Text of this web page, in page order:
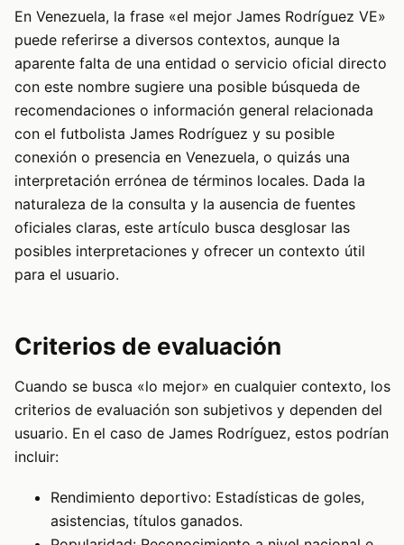
En Venezuela, la frase «el mejor James Rodríguez VE»
puede referirse a diversos contextos, aunque la
aparente falta de una entidad o servicio oficial directo
con este nombre sugiere una posible búsqueda de
recomendaciones o información general relacionada
con el futbolista James Rodríguez y su posible
conexión o presencia en Venezuela, o quizás una
interpretación errónea de términos locales. Dada la
naturaleza de la consulta y la ausencia de fuentes
oficiales claras, este artículo busca desglosar las
posibles interpretaciones y ofrecer un contexto útil
para el usuario.
Criterios de evaluación
Cuando se busca «lo mejor» en cualquier contexto, los
criterios de evaluación son subjetivos y dependen del
usuario. En el caso de James Rodríguez, estos podrían
incluir:
Rendimiento deportivo: Estadísticas de goles,
asistencias, títulos ganados.